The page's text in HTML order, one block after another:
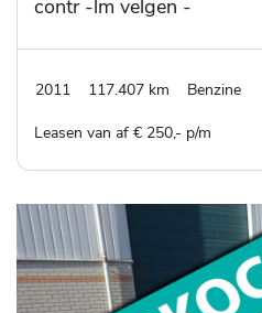
contr -lm velgen -
sensoren
2011 117.407 km Benzine
Leasen van af € 250,- p/m